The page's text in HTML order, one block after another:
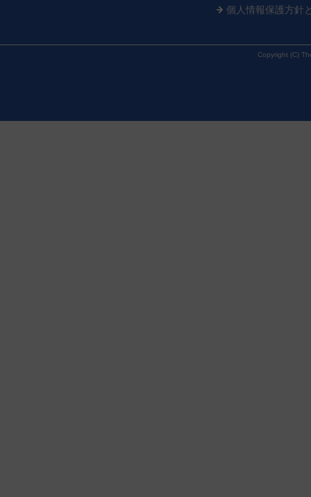
個人情報保護方針
Copyright (C)